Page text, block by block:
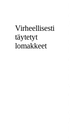
Virheellisesti
täytetyt
lomakkeet